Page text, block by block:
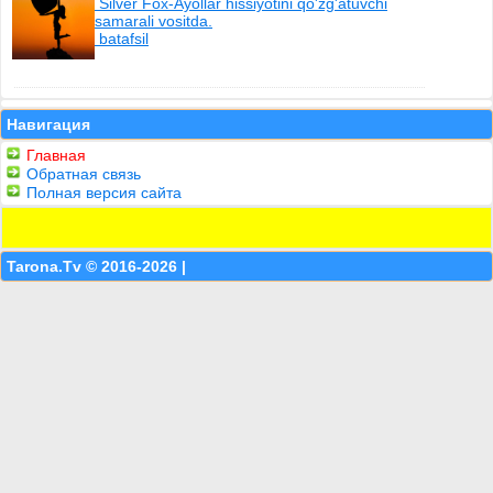
samarali vositda.
batafsil
Навигация
Главная
Обратная связь
Полная версия сайта
Tarona.Tv © 2016-2026 |